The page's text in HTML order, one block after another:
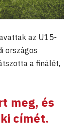
az U15-
országos
a finálét,
meg, és
címét.